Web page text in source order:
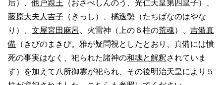
后）、他戸親王 （おさべしんのう、光仁天皇第四皇子）、
藤原大夫人吉子 （きっし）、 橘逸勢 （たちばなのはやな
り）、 文屋宮田麻呂 、火雷神（上の６柱の荒魂）、 吉備真
備 （きびのまきび。雅が疑問視としたとおり、真備には憤
死の事実はなく、祀られた諸神の和魂と解釈されていま
す）を加えて八所御霊が祀られ、その後明治天皇により５